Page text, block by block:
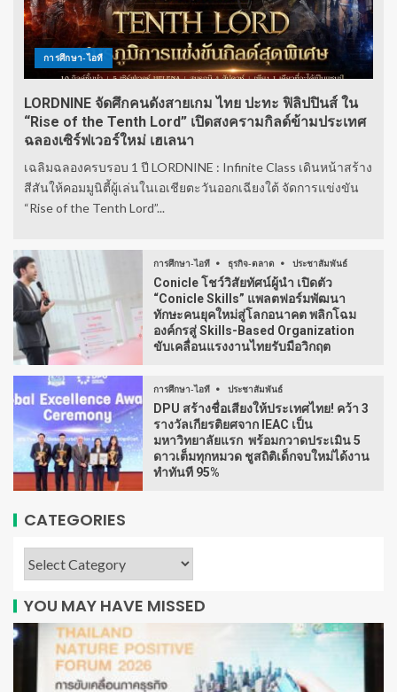
การศึกษา-ไอที
LORDNINE จัดศึกคนดังสายเกม ไทย ปะทะ ฟิลิปปินส์ ใน
“Rise of the Tenth Lord” เปิดสงครามกิลด์ข้ามประเทศ
ฉลองเซิร์ฟเวอร์ใหม่ เฮเลนา
เฉลิมฉลองครบรอบ 1 ปี LORDNINE : Infinite Class เดินหน้าสร้าง
สีสันให้คอมมูนิตี้ผู้เล่นในเอเชียตะวันออกเฉียงใต้ จัดการแข่งขัน
“Rise of the Tenth Lord”...
การศึกษา-ไอที ธุรกิจ-ตลาด ประชาสัมพันธ์
Conicle โชว์วิสัยทัศน์ผู้นำ เปิดตัว
“Conicle Skills” แพลตฟอร์มพัฒนา
ทักษะคนยุคใหม่สู่โลกอนาคต พลิกโฉม
องค์กรสู่ Skills-Based Organization
ขับเคลื่อนแรงงานไทยรับมือวิกฤต
การศึกษา-ไอที ประชาสัมพันธ์
DPU สร้างชื่อเสียงให้ประเทศไทย! คว้า 3
รางวัลเกียรติยศจาก IEAC เป็น
มหาวิทยาลัยแรก พร้อมกวาดประเมิน 5
ดาวเต็มทุกหมวด ชูสถิติเด็กจบใหม่ได้งาน
ทำทันที 95%
CATEGORIES
YOU MAY HAVE MISSED